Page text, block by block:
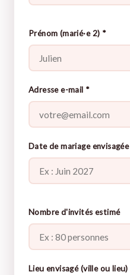
Prénom (marié·e 2) *
Adresse e-mail *
Date de mariage envisagée
Nombre d'invités estimé
Lieu envisagé (ville ou lieu)